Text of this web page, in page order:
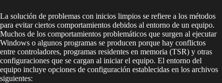
La solución de problemas con inicios limpios se refiere a los métodos
para evitar ciertos comportamientos debidos al entorno de un equipo.
Muchos de los comportamientos problemáticos que surgen al ejecutar
Windows o algunos programas se producen porque hay conflictos
entre controladores, programas residentes en memoria (TSR) y otras
configuraciones que se cargan al iniciar el equipo. El entorno del
equipo incluye opciones de configuración establecidas en los archivos
siguientes: